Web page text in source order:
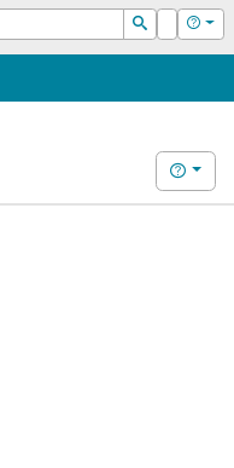
Suchen
Login Hilfe
Hilfe